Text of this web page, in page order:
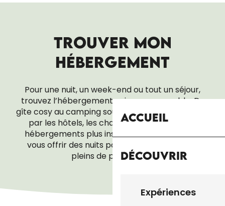
Accueil
Découvrir
Expériences
TROUVER MON
HÉBERGEMENT
Pour une nuit, un week-end ou tout un séjour,
trouvez l’hébergement qui vous ressemble. Du
gîte cosy au camping sous les étoiles, en passant
par les hôtels, les chambres d’hôtes ou les
hébergements plus insolites, tout est là pour
vous offrir des nuits paisibles… et des réveils
pleins de promesses.